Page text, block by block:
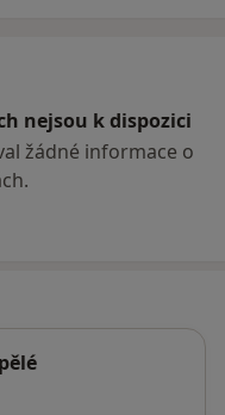
nejsou k dispozici
žádné informace o